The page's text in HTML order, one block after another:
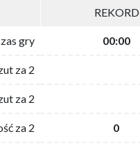
REKORD
gry 00:00
za 2
za 2
za 2 0